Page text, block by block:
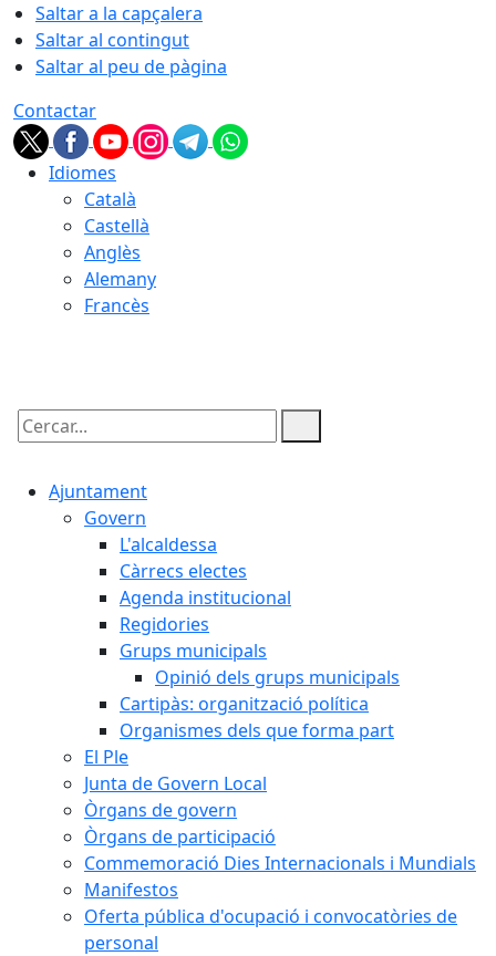
Saltar a la capçalera
Saltar al contingut
Saltar al peu de pàgina
Contactar
Idiomes
Català
Castellà
Anglès
Alemany
Francès
Cercar:
Ajuntament
Govern
L'alcaldessa
Càrrecs electes
Agenda institucional
Regidories
Grups municipals
Opinió dels grups municipals
Cartipàs: organització política
Organismes dels que forma part
El Ple
Junta de Govern Local
Òrgans de govern
Òrgans de participació
Commemoració Dies Internacionals i Mundials
Manifestos
Oferta pública d'ocupació i convocatòries de
personal